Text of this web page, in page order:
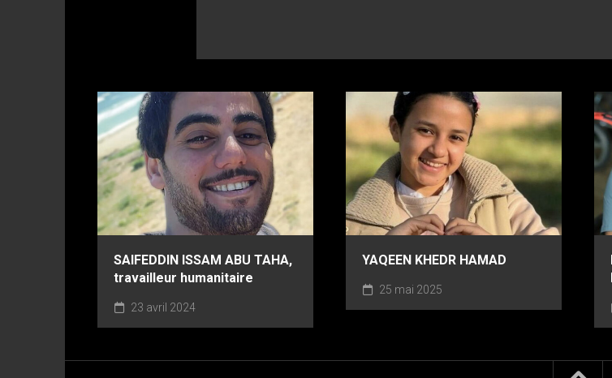
SAIFEDDIN ISSAM ABU TAHA,
travailleur humanitaire
23 avril 2024
YAQEEN KHEDR HAMAD
25 mai 2025